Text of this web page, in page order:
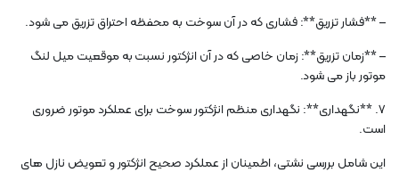
– **فشار تزریق**: فشاری که در آن سوخت به محفظه احتراق تزریق می شود.
– **زمان تزریق**: زمان خاصی که در آن انژکتور نسبت به موقعیت میل لنگ
موتور باز می شود.
7. **نگهداری**: نگهداری منظم انژکتور سوخت برای عملکرد موتور ضروری
است.
این شامل بررسی نشتی، اطمینان از عملکرد صحیح انژکتور و تعویض نازل های